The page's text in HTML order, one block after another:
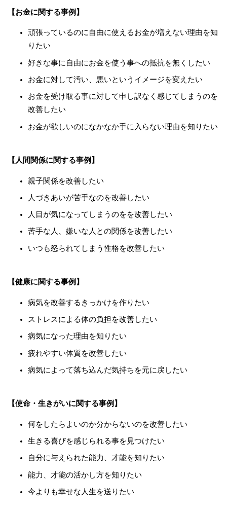
【お金に関する事例】
頑張っているのに自由に使えるお金が増えない理由を知
りたい
好きな事に自由にお金を使う事への抵抗を無くしたい
お金に対して汚い、悪いというイメージを変えたい
お金を受け取る事に対して申し訳なく感じてしまうのを
改善したい
お金が欲しいのになかなか手に入らない理由を知りたい
【人間関係に関する事例】
親子関係を改善したい
人づきあいが苦手なのを改善したい
人目が気になってしまうのをを改善したい
苦手な人、嫌いな人との関係を改善したい
いつも怒られてしまう性格を改善したい
【健康に関する事例】
病気を改善するきっかけを作りたい
ストレスによる体の負担を改善したい
病気になった理由を知りたい
疲れやすい体質を改善したい
病気によって落ち込んだ気持ちを元に戻したい
【使命・生きがいに関する事例】
何をしたらよいのか分からないのを改善したい
生きる喜びを感じられる事を見つけたい
自分に与えられた能力、才能を知りたい
能力、才能の活かし方を知りたい
今よりも幸せな人生を送りたい